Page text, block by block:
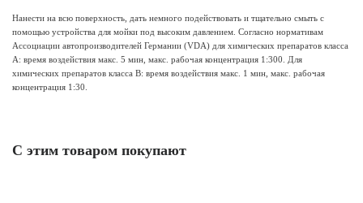
Нанести на всю поверхность, дать немного подействовать и тщательно смыть с
помощью устройства для мойки под высоким давлением. Согласно нормативам
Ассоциации автопроизводителей Германии (VDA) для химических препаратов класса
А: время воздействия макс. 5 мин, макс. рабочая концентрация 1:300. Для
химических препаратов класса B: время воздействия макс. 1 мин, макс. рабочая
концентрация 1:30.
С этим товаром покупают